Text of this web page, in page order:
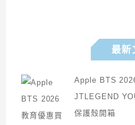
最新
Apple BTS
JTLEGEND
保護殼開箱